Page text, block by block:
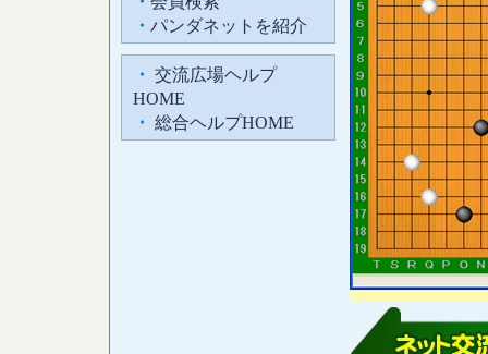
・ パンダネットを紹介
・ 交流広場ヘルプ
HOME
・ 総合ヘルプHOME